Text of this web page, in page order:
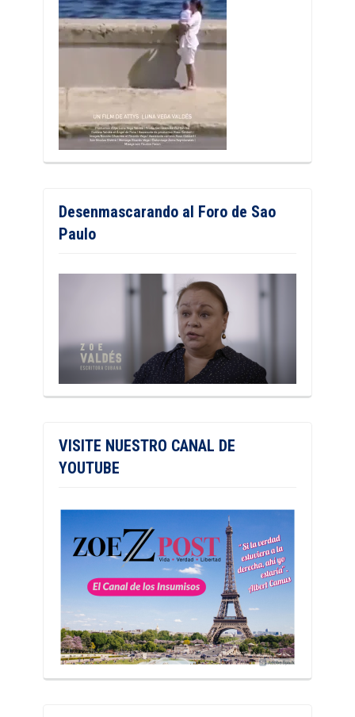
Desenmascarando al Foro de Sao
Paulo
VISITE NUESTRO CANAL DE
YOUTUBE